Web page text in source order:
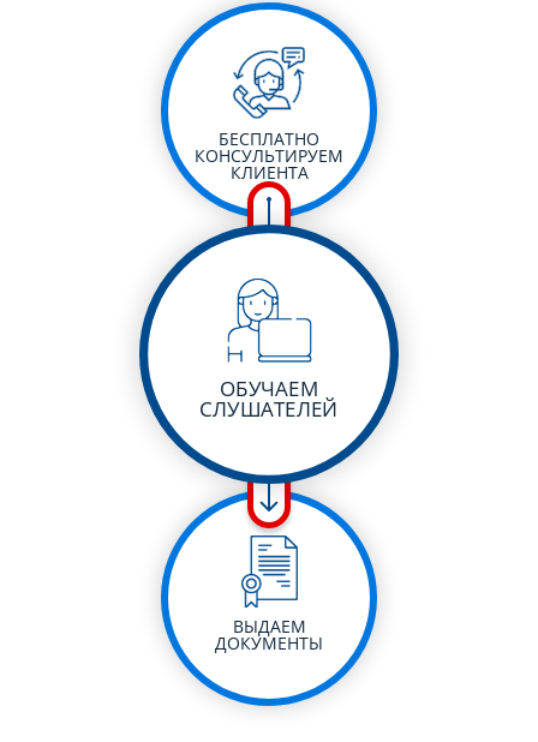
БЕСПЛАТНО
КОНСУЛЬТИРУЕМ
КЛИЕНТА
ОБУЧАЕМ
СЛУШАТЕЛЕЙ
ВЫДАЕМ
ДОКУМЕНТЫ